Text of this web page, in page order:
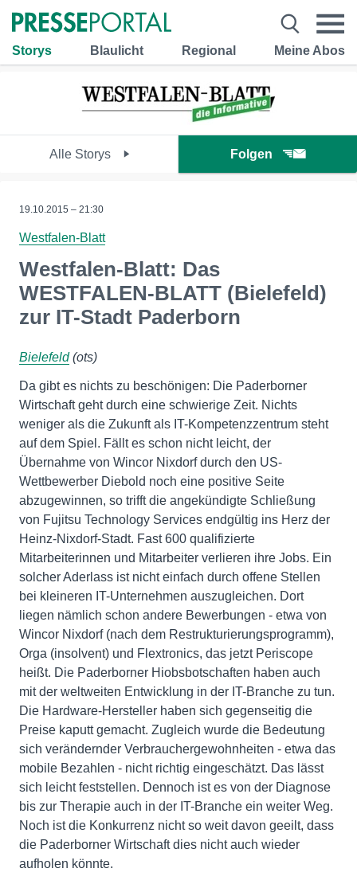
Storys Blaulicht Regional Meine Abos
Alle Storys Folgen
19.10.2015 – 21:30
Westfalen-Blatt
Westfalen-Blatt: Das
WESTFALEN-BLATT (Bielefeld)
zur IT-Stadt Paderborn
Bielefeld(ots)
Da gibt es nichts zu beschönigen: Die Paderborner
Wirtschaft geht durch eine schwierige Zeit. Nichts
weniger als die Zukunft als IT-Kompetenzzentrum steht
auf dem Spiel. Fällt es schon nicht leicht, der
Übernahme von Wincor Nixdorf durch den US-
Wettbewerber Diebold noch eine positive Seite
abzugewinnen, so trifft die angekündigte Schließung
von Fujitsu Technology Services endgültig ins Herz der
Heinz-Nixdorf-Stadt. Fast 600 qualifizierte
Mitarbeiterinnen und Mitarbeiter verlieren ihre Jobs. Ein
solcher Aderlass ist nicht einfach durch offene Stellen
bei kleineren IT-Unternehmen auszugleichen. Dort
liegen nämlich schon andere Bewerbungen - etwa von
Wincor Nixdorf (nach dem Restrukturierungsprogramm),
Orga (insolvent) und Flextronics, das jetzt Periscope
heißt. Die Paderborner Hiobsbotschaften haben auch
mit der weltweiten Entwicklung in der IT-Branche zu tun.
Die Hardware-Hersteller haben sich gegenseitig die
Preise kaputt gemacht. Zugleich wurde die Bedeutung
sich verändernder Verbrauchergewohnheiten - etwa das
mobile Bezahlen - nicht richtig eingeschätzt. Das lässt
sich leicht feststellen. Dennoch ist es von der Diagnose
bis zur Therapie auch in der IT-Branche ein weiter Weg.
Noch ist die Konkurrenz nicht so weit davon geeilt, dass
die Paderborner Wirtschaft dies nicht auch wieder
aufholen könnte.